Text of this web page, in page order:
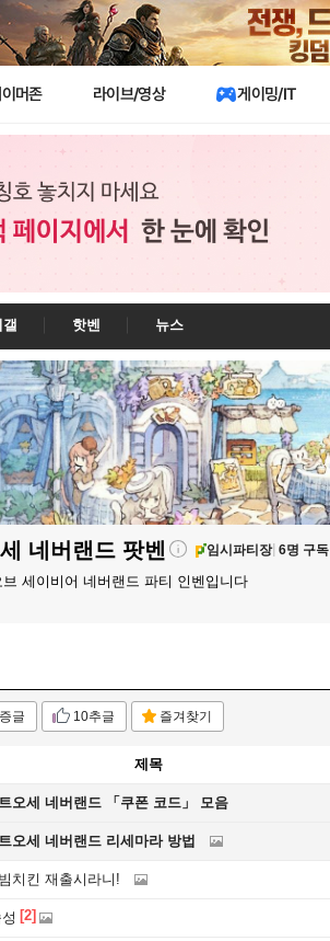
머존 라이브/영상 게이밍/IT
갤 핫벤
뉴스
네버랜드 팟벤 임시파티장 6명 구독
브 세이비어 네버랜드 파티 인벤입니다
글 10추글 즐겨찾기
제목
트오세 네버랜드 「쿠폰 코드」 모음
트오세 네버랜드 리세마라 방법
치킨 재출시라니!
[2]